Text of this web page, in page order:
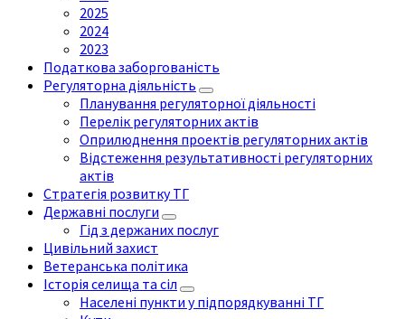
2025
2024
2023
Податкова заборгованість
Регуляторна діяльність
Планування регуляторної діяльності
Перелік регуляторних актів
Оприлюднення проектів регуляторних актів
Відстеження результативності регуляторних
актів
Стратегія розвитку ТГ
Державні послуги
Гід з держаних послуг
Цивільний захист
Ветеранська політика
Історія селища та сіл
Населені пункти у підпорядкуванні ТГ